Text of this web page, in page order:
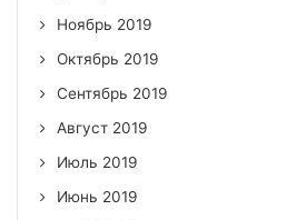
Ноябрь 2019
Октябрь 2019
Сентябрь 2019
Август 2019
Июль 2019
Июнь 2019